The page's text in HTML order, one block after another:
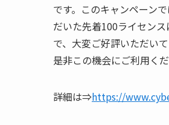
です。このキャンペーン
だいた先着100ライセン
で、大変ご好評いただいて
是非この機会にご利用くだ
詳細は⇒https://